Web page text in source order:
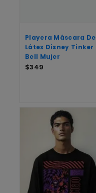
Playera Máscara De
Látex Disney Tinker
Bell Mujer
$349